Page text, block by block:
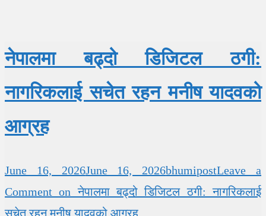
नेपालमा बढ्दो डिजिटल ठगी:
नागरिकलाई सचेत रहन मनीष यादवको
आग्रह
June 16, 2026June 16, 2026bhumipostLeave a
Comment on नेपालमा बढ्दो डिजिटल ठगी: नागरिकलाई
सचेत रहन मनीष यादवको आग्रह